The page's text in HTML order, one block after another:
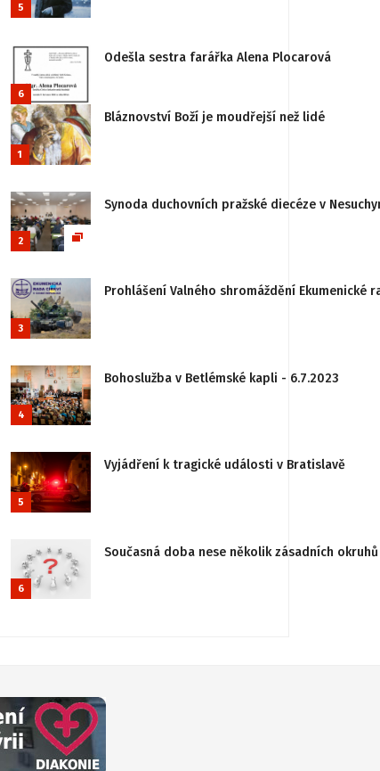
5
6
Odešla sestra farářka Alena Plocarová
1
Bláznovství Boží je moudřejší než lidé
2
Synoda duchovních pražské diecéze v
3
Prohlášení Valného shromáždění
4
Bohoslužba v Betlémské kapli - 6.7.2023
5
Vyjádření k tragické události v Bratislavě
6
Současná doba nese několik zásadních